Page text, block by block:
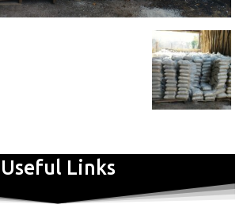
Useful Links